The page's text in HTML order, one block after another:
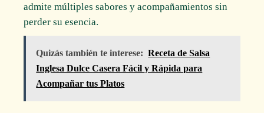
admite múltiples sabores y acompañamientos sin
perder su esencia.
Quizás también te interese: Receta de Salsa
Inglesa Dulce Casera Fácil y Rápida para
Acompañar tus Platos